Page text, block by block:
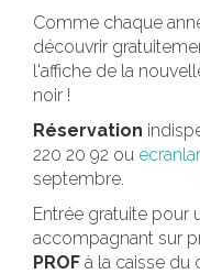
Comme chaque
découvrir
l'affiche de la
noir !
Réservation
220 20 92 ou
septembre.
Entrée gratuite pour
accompagnant sur
PROF à la caisse du